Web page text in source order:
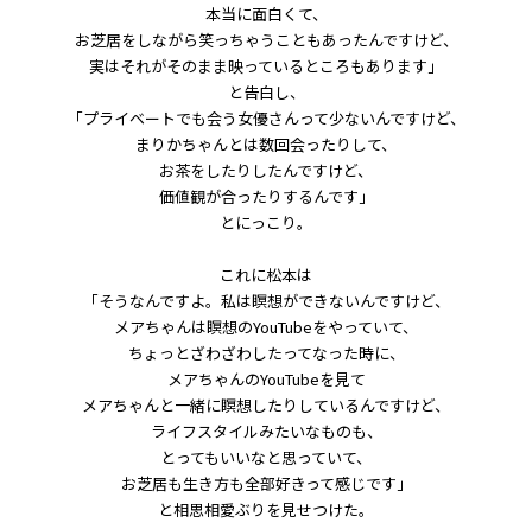
本当に面白くて、
お芝居をしながら笑っちゃうこともあったんですけど、
実はそれがそのまま映っているところもあります」
と告白し、
「プライベートでも会う女優さんって少ないんですけど、
まりかちゃんとは数回会ったりして、
お茶をしたりしたんですけど、
価値観が合ったりするんです」
とにっこり。
これに松本は
「そうなんですよ。私は瞑想ができないんですけど、
メアちゃんは瞑想のYouTubeをやっていて、
ちょっとざわざわしたってなった時に、
メアちゃんのYouTubeを見て
メアちゃんと一緒に瞑想したりしているんですけど、
ライフスタイルみたいなものも、
とってもいいなと思っていて、
お芝居も生き方も全部好きって感じです」
と相思相愛ぶりを見せつけた。